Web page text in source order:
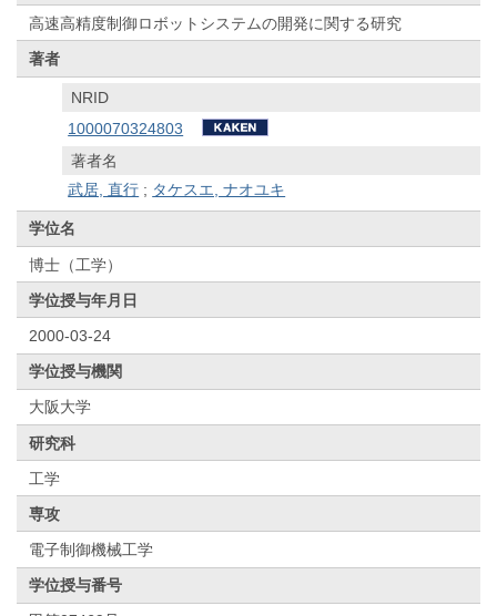
高速高精度制御ロボットシステムの開発に関する研究
著者
NRID
1000070324803
著者名
武居, 直行 ; タケスエ, ナオユキ
学位名
博士（工学）
学位授与年月日
2000-03-24
学位授与機関
大阪大学
研究科
工学
専攻
電子制御機械工学
学位授与番号